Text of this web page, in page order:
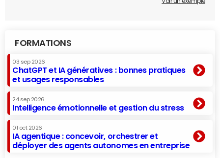
FORMATIONS
03 sep 2026
ChatGPT et IA génératives : bonnes pratiques
et usages responsables
24 sep 2026
Intelligence émotionnelle et gestion du stress
01 oct 2026
IA agentique : concevoir, orchestrer et
déployer des agents autonomes en entreprise